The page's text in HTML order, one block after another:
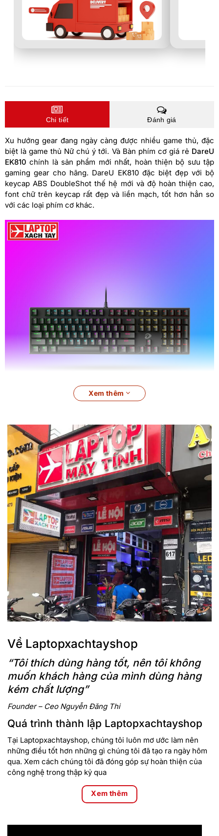
Chi tiết Đánh giá
Xu hướng gear đang ngày càng được nhiều game thủ, đặc
biệt là game thủ Nữ chú ý tới. Và Bàn phím cơ giá rẻ DareU
EK810chính là sản phẩm mới nhất, hoàn thiện bộ sưu tập
gaming gear cho hãng. DareU EK810 đặc biệt đẹp với bộ
keycap ABS DoubleShot thế hệ mới và độ hoàn thiện cao,
font chữ trên keycap rất đẹp và liền mạch, tốt hơn hẳn so
với các loại phím cơ khác.
Thiết kế
Vỏ trên của bàn phím DareU EK810 được làm bằng kim loại,
được bắn cát nhám rất đẹp, óng ánh tạo điểm nhấn cho
phím. Thiết kế vỏ phím thấp và hở chân switch mang phong
cách hiện đại. Chúng tôi đã thử nghiệm và nhận thấy vỏ
phím có độ chắc chắn và ổn định cao.
Font chữ trên bàn phím được thiết kế rõ ràng, sắc nét, không
bị mờ, bố cục rất dễ nhìn. Plate của bàn phím được làm bằng
kim loại được DareU sơn thêm một lớp nhám mờ trông rất
bắt mắt, ngay cả keycap của bàn phím cũng được sơn lên
kiểu nhám mờ tạo cảm giác thích thú khi gõ.
Xem thêm
Về Laptopxachtayshop
“Tôi thích dùng hàng tốt, nên tôi không
muốn khách hàng của mình dùng hàng
kém chất lượng”
Founder – Ceo Nguyễn Đăng Thi
Quá trình thành lập Laptopxachtayshop
Tại Laptopxachtayshop, chúng tôi luôn mơ ước làm nên
những điều tốt hơn những gì chúng tôi đã tạo ra ngày hôm
qua. Xem cách chúng tôi đã đóng góp sự hoàn thiện của
công nghệ trong thập kỷ qua
Xem thêm